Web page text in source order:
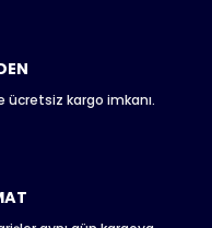
olmalı.
ücretsiz kargo imkanı.